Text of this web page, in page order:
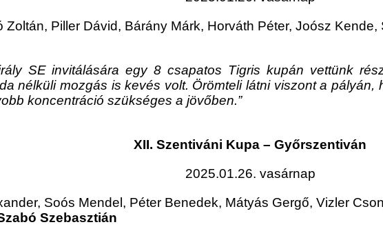
Zoltán, Piller Dávid, Bárány Márk, Horváth Péter, Joósz Kende,
SE invitálására egy 8 csapatos Tigris kupán vettünk
nélküli mozgás is kevés volt. Örömteli látni viszont a
koncentráció szükséges a jövőben.”
XII. Szentiváni Kupa – Győrszentiván
2025.01.26. vasárnap
Soós Mendel, Péter Benedek, Mátyás Gergő, Vizler
Szebasztián